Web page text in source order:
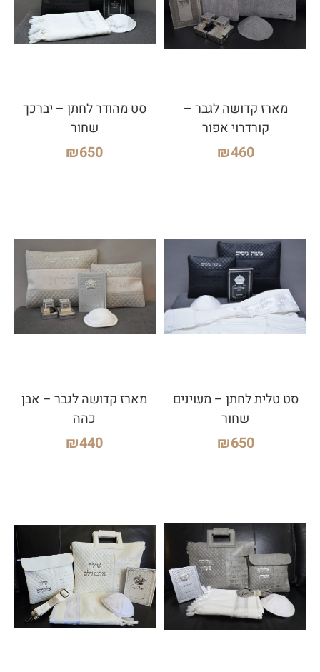
מארז קדושה לגבר –
קורדרוי אפור
₪460
סט מהודר לחתן – יברכך
שחור
₪650
סט טלית לחתן – מעוינים
שחור
₪650
מארז קדושה לגבר – אבן
כהה
₪440